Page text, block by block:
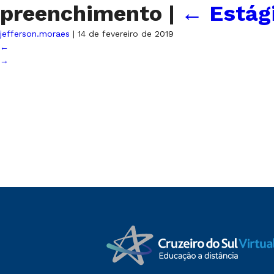
preenchimento | ←
jefferson.moraes | 14 de fevereiro de 2019
←
→